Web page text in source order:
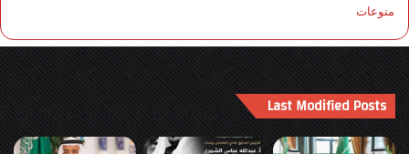
منوعات
Last Modified Posts